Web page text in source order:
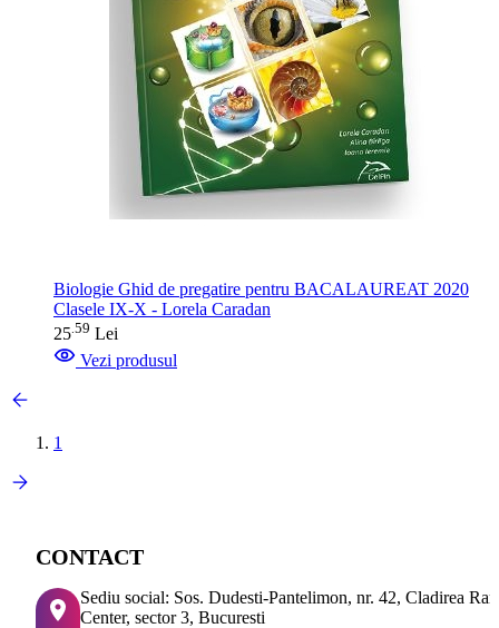
Biologie Ghid de pregatire pentru BACALAUREAT 2020
Clasele IX-X - Lorela Caradan
25 59 Lei
Vezi produsul
1
CONTACT
Sediu social: Sos. Dudesti-Pantelimon, nr. 42, Cladirea
Center, sector 3, Bucuresti